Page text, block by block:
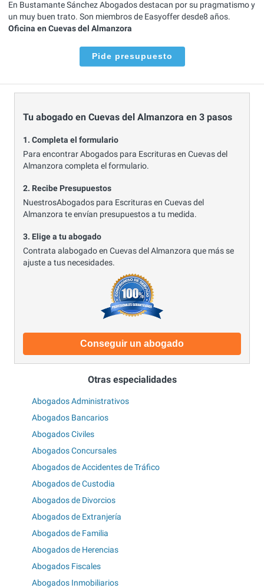
En Bustamante Sánchez Abogados destacan por su pragmatismo y
un muy buen trato. Son miembros de Easyoffer desde8 años.
Oficina en Cuevas del Almanzora
Pide presupuesto
Tu abogado en Cuevas del Almanzora en 3 pasos
1. Completa el formulario
Para encontrar Abogados para Escrituras en Cuevas del
Almanzora completa el formulario.
2. Recibe Presupuestos
NuestrosAbogados para Escrituras en Cuevas del
Almanzora te envían presupuestos a tu medida.
3. Elige a tu abogado
Contrata alabogado en Cuevas del Almanzora que más se
ajuste a tus necesidades.
Conseguir un abogado
Otras especialidades
Abogados Administrativos
Abogados Bancarios
Abogados Civiles
Abogados Concursales
Abogados de Accidentes de Tráfico
Abogados de Custodia
Abogados de Divorcios
Abogados de Extranjería
Abogados de Familia
Abogados de Herencias
Abogados Fiscales
Abogados Inmobiliarios